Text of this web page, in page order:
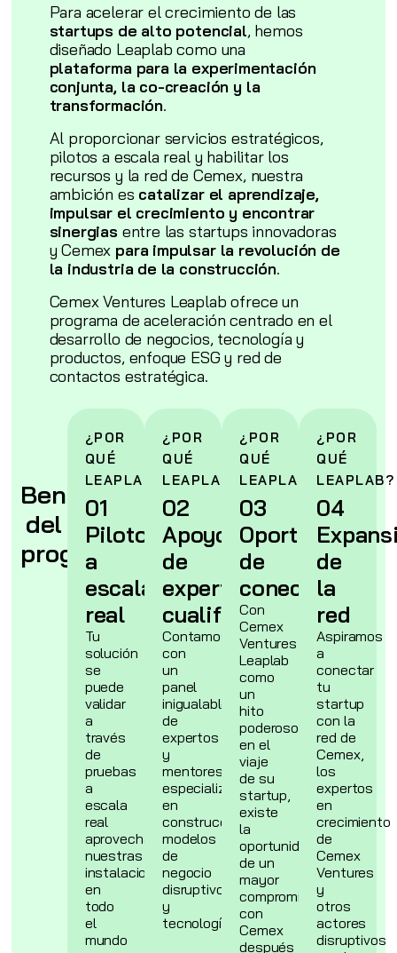
Para acelerar el crecimiento de las
startups de alto potencial, hemos
diseñado Leaplab como una
plataforma para la experimentación
conjunta, la co-creación y la
transformación.
Al proporcionar servicios estratégicos,
pilotos a escala real y habilitar los
recursos y la red de Cemex, nuestra
ambición es catalizar el aprendizaje,
impulsar el crecimiento y encontrar
sinergias entre las startups innovadoras
y Cemex para impulsar la revolución de
la industria de la construcción.
Cemex Ventures Leaplab ofrece un
programa de aceleración centrado en el
desarrollo de negocios, tecnología y
productos, enfoque ESG y red de
contactos estratégica.
Beneficios
del
programa
¿POR
QUÉ
LEAPLAB?
01
Piloto
a
escala
real
Tu
solución
se
puede
validar
a
través
de
pruebas
a
escala
real
aprovechando
nuestras
instalaciones
en
todo
el
mundo
¿POR
QUÉ
LEAPLAB?
02
Apoyo
de
expertos
cualificados
Contamos
con
un
panel
inigualable
de
expertos
y
mentores
especializados
en
construcción,
modelos
de
negocio
disruptivos
y
tecnología.
¿POR
QUÉ
LEAPLAB?
03
Oportunidad
de
conectar
Con
Cemex
Ventures
Leaplab
como
un
hito
poderoso
en el
viaje
de su
startup,
existe
la
oportunidad
de un
mayor
compromiso
con
Cemex
después
¿POR
QUÉ
LEAPLAB?
04
de
la
red
Aspiramos
a
conectar
tu
startup
con la
red de
Cemex,
los
expertos
en
crecimiento
de
Cemex
Ventures
y
otros
actores
disruptivos